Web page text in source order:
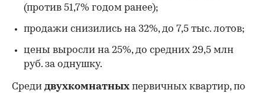
(против 51,7% годом ранее);
продажи снизились на 32%, до 7,5 тыс. лотов;
цены выросли на 25%, до средних 29,5 млн
руб. за однушку.
Среди двухкомнатных первичных квартир, по